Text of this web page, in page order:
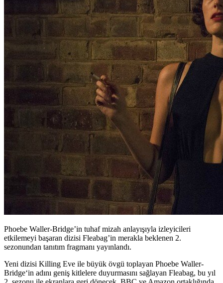
Phoebe Waller-Bridge’in tuhaf mizah anlayışıyla izleyicileri
etkilemeyi başaran dizisi Fleabag’in merakla beklenen 2.
sezonundan tanıtım fragmanı yayınlandı.
Yeni dizisi Killing Eve ile büyük övgü toplayan Phoebe Waller-
Bridge‘in adını geniş kitlelere duyurmasını sağlayan Fleabag, bu yıl